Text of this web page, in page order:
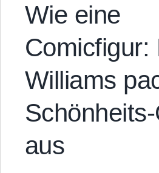
Wie eine
Comicfigur:
Williams
aus